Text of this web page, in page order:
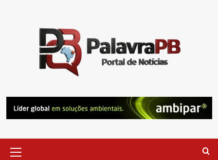
Menu